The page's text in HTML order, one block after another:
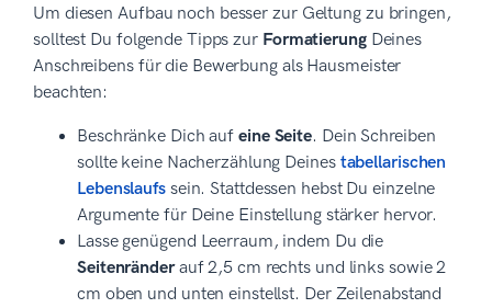
Um diesen Aufbau noch besser zur Geltung zu bringen,
solltest Du folgende Tipps zur FormatierungDeines
Anschreibens für die Bewerbung als Hausmeister
beachten:
Beschränke Dich auf eine Seite. Dein Schreiben
sollte keine Nacherzählung Deines tabellarischen
Lebenslaufssein. Stattdessen hebst Du einzelne
Argumente für Deine Einstellung stärker hervor.
Lasse genügend Leerraum, indem Du die
Seitenränderauf 2,5 cm rechts und links sowie 2
cm oben und unten einstellst. Der Zeilenabstand